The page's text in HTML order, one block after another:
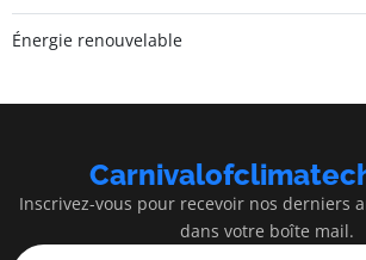
Énergie renouvelable
Inscrivez-vous pour recevoir nos derniers
dans votre boîte mail.